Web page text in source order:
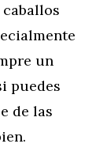
un
puedes
de las